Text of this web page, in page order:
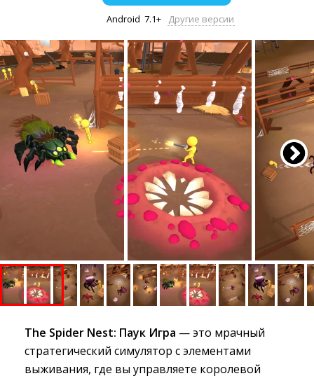
Android 7.1+ Другие версии
The Spider Nest: Паук Игра — это мрачный
стратегический симулятор с элементами
выживания, где вы управляете королевой